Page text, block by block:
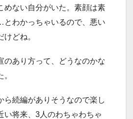
めない自分がいた。素顔は素
わかっちゃいるので、悪い
どね。
あり方って、どうなのかな
続編がありそうなので楽し
い将来、3人のわちゃわちゃ